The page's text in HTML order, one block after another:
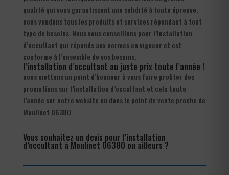
qualité qui vous garantissent une solidité à toute épreuve.
nous vendons tous les produits et services répondant à tout
type de besoins. Nous vous conseillons pour l’installation
d’occultant qui réponds aux normes en vigueur et est
conforme à l’ensemble de vos besoins.
l’installation d’occultant au juste prix toute l’année !
nous mettons un point d’honneur à vous faire profiter des
promotions sur l’installation d’occultant et cela toute
l’année sur notre website ou dans le point de vente proche de
Moulinet 06380.
Vous souhaitez un devis pour l’installation
d’occultant à Moulinet 06380 ou ailleurs ?